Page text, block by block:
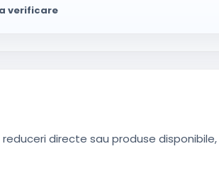
verificare
directe sau produse disponibile,